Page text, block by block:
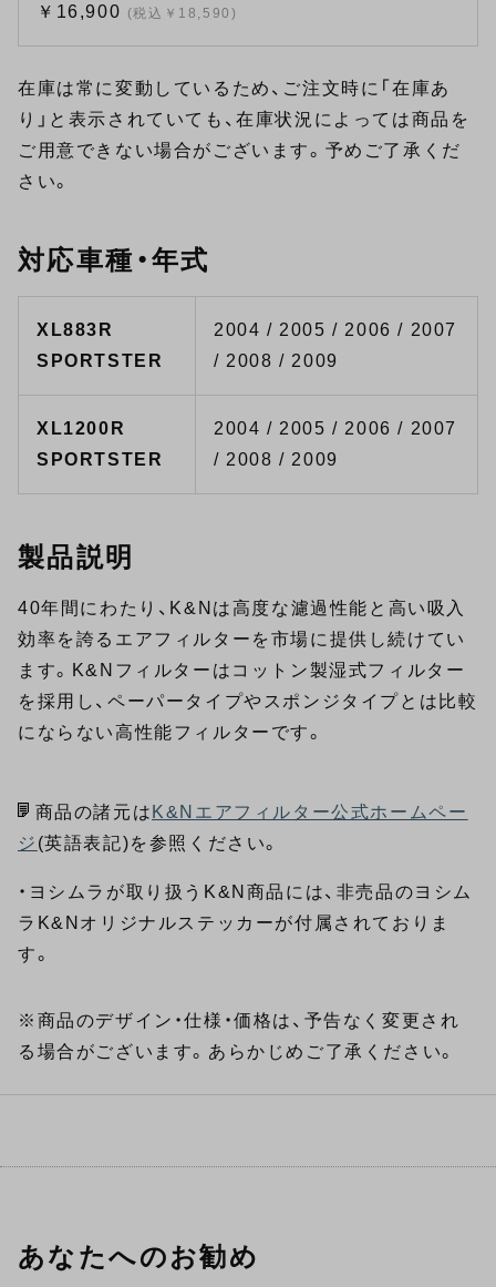
￥16,900 (税込￥18,590)
在庫は常に変動しているため、ご注文時に「在庫あ
り」と表示されていても、在庫状況によっては商品を
ご用意できない場合がございます。予めご了承くだ
さい。
対応車種・年式
XL883R
SPORTSTER
2004 / 2005 / 2006 / 2007
/ 2008 / 2009
XL1200R
SPORTSTER
2004 / 2005 / 2006 / 2007
/ 2008 / 2009
製品説明
40年間にわたり、K&Nは高度な濾過性能と高い吸入
効率を誇るエアフィルターを市場に提供し続けてい
ます。K&Nフィルターはコットン製湿式フィルター
を採用し、ペーパータイプやスポンジタイプとは比較
にならない高性能フィルターです。
商品の諸元は K&Nエアフィルター公式ホームペー
ジ (英語表記)を参照ください。
・ヨシムラが取り扱うK&N商品には、非売品のヨシム
ラK&Nオリジナルステッカーが付属されておりま
す。
※商品のデザイン・仕様・価格は、予告なく変更され
る場合がございます。あらかじめご了承ください。
あなたへのお勧め